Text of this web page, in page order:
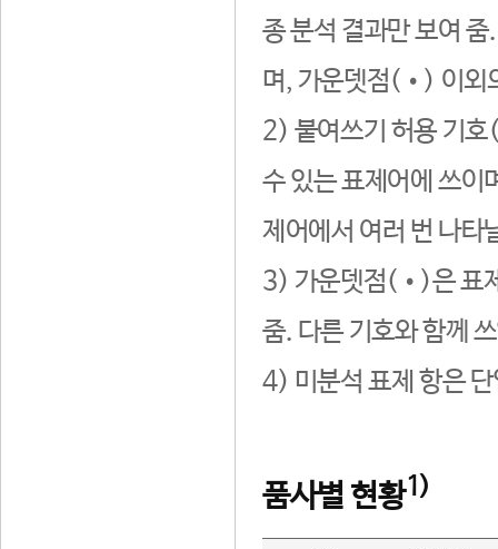
종 분석 결과만 보여
며, 가운뎃점(•) 이외
2) 붙여쓰기 허용 기호
수 있는 표제어에 쓰이
제어에서 여러 번 나타
3) 가운뎃점(•)은 표
줌. 다른 기호와 함께
4) 미분석 표제 항은
품사별 현황1)